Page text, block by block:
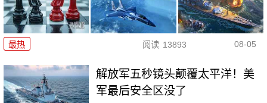
最热 阅读 13893 08-05
解放军五秒镜头颠覆太平洋！美
军最后安全区没了